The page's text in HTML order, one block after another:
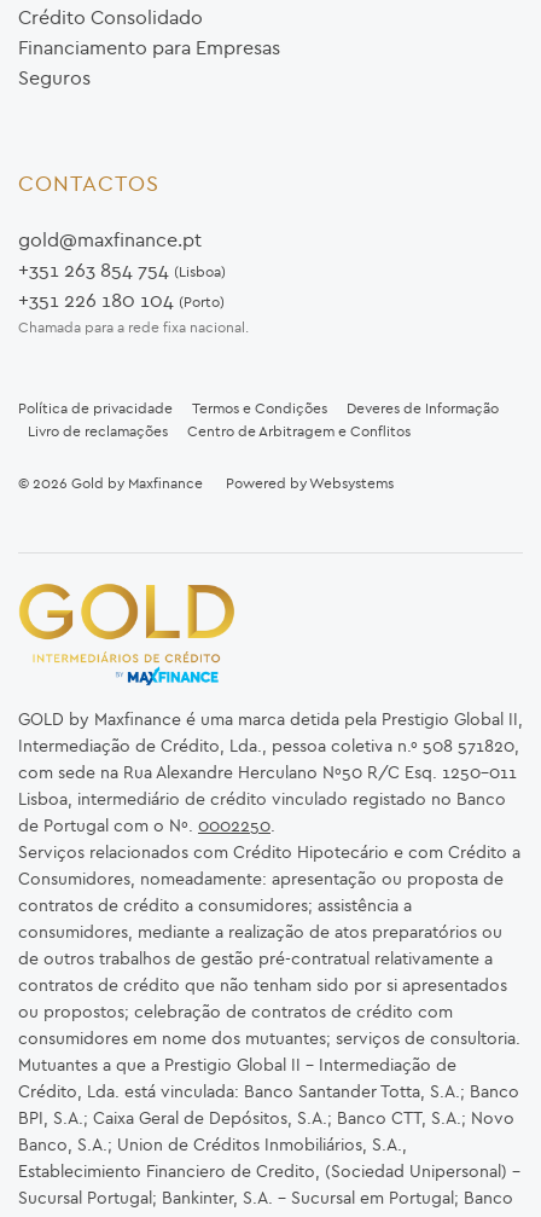
Crédito Consolidado
Financiamento para Empresas
Seguros
CONTACTOS
gold@maxfinance.pt
+351 263 854 754 (Lisboa)
+351 226 180 104 (Porto)
Chamada para a rede fixa nacional.
Política de privacidade Termos e Condições
Deveres de Informação
Livro de reclamações
Centro de Arbitragem e Conflitos
© 2026 Gold by Maxfinance Powered byWebsystems
GOLD by Maxfinance é uma marca detida pela Prestigio Global II,
Intermediação de Crédito, Lda., pessoa coletiva n.º 508 571820,
com sede na Rua Alexandre Herculano Nº50 R/C Esq. 1250-011
Lisboa, intermediário de crédito vinculado registado no Banco
de Portugal com o Nº. 0002250.
Serviços relacionados com Crédito Hipotecário e com Crédito a
Consumidores, nomeadamente: apresentação ou proposta de
contratos de crédito a consumidores; assistência a
consumidores, mediante a realização de atos preparatórios ou
de outros trabalhos de gestão pré-contratual relativamente a
contratos de crédito que não tenham sido por si apresentados
ou propostos; celebração de contratos de crédito com
consumidores em nome dos mutuantes; serviços de consultoria.
Mutuantes a que a Prestigio Global II – Intermediação de
Crédito, Lda. está vinculada: Banco Santander Totta, S.A.; Banco
BPI, S.A.; Caixa Geral de Depósitos, S.A.; Banco CTT, S.A.; Novo
Banco, S.A.; Union de Créditos Inmobiliários, S.A.,
Establecimiento Financiero de Credito, (Sociedad Unipersonal) -
Sucursal Portugal; Bankinter, S.A. – Sucursal em Portugal; Banco